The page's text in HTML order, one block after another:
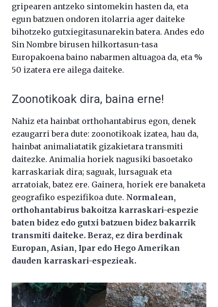
gripearen antzeko sintomekin hasten da, eta
egun batzuen ondoren itolarria ager daiteke
bihotzeko gutxiegitasunarekin batera. Andes edo
Sin Nombre birusen hilkortasun-tasa
Europakoena baino nabarmen altuagoa da, eta %
50 izatera ere ailega daiteke.
Zoonotikoak dira, baina erne!
Nahiz eta hainbat orthohantabirus egon, denek
ezaugarri bera dute: zoonotikoak izatea, hau da,
hainbat animaliatatik gizakietara transmiti
daitezke. Animalia horiek nagusiki basoetako
karraskariak dira; saguak, lursaguak eta
arratoiak, batez ere. Gainera, horiek ere banaketa
geografiko espezifikoa dute. Normalean,
orthohantabirus bakoitza karraskari-espezie
baten bidez edo gutxi batzuen bidez bakarrik
transmiti daiteke. Beraz, ez dira berdinak
Europan, Asian, Ipar edo Hego Amerikan
dauden karraskari-espezieak.